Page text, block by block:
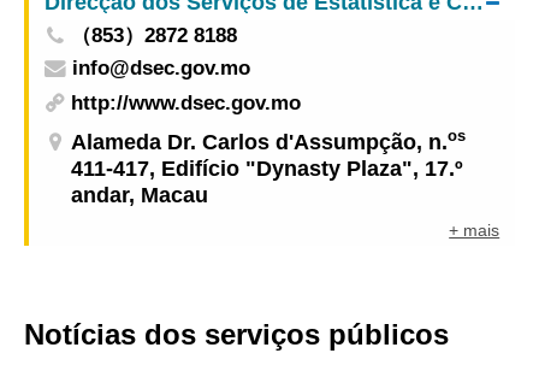
vantagens singulares de Macau como um centro
mundial de turismo e lazer
（853）2872 8188
info@dsec.gov.mo
http://www.dsec.gov.mo
Alameda Dr. Carlos d'Assumpção, n.os
411-417, Edifício "Dynasty Plaza", 17.º
andar, Macau
+ mais
Notícias dos serviços públicos